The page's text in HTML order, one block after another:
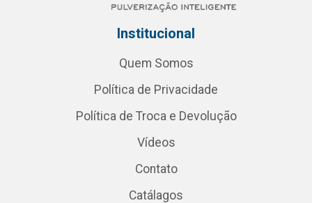
Institucional
Quem Somos
Política de Privacidade
Política de Troca e Devolução
Vídeos
Contato
Catálagos